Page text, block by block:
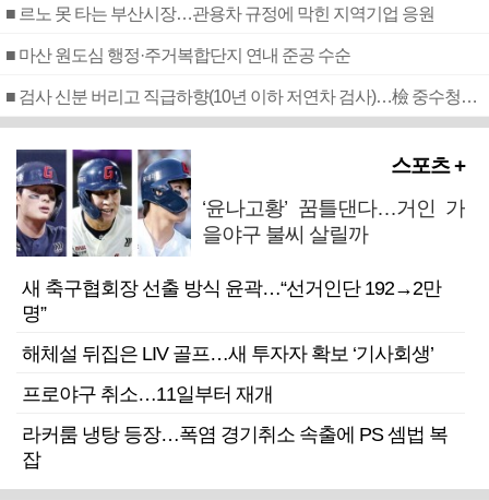
■ 르노 못 타는 부산시장…관용차 규정에 막힌 지역기업 응원
■ 마산 원도심 행정·주거복합단지 연내 준공 수순
■ 검사 신분 버리고 직급하향(10년 이하 저연차 검사)…檢 중수청행 기피
스포츠 +
‘윤나고황’ 꿈틀댄다…거인 가
을야구 불씨 살릴까
새 축구협회장 선출 방식 윤곽…“선거인단 192→2만
명”
해체설 뒤집은 LIV 골프…새 투자자 확보 ‘기사회생’
프로야구 취소…11일부터 재개
라커룸 냉탕 등장…폭염 경기취소 속출에 PS 셈법 복
잡